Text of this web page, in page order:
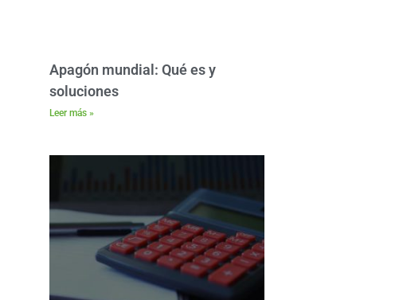
Apagón mundial: Qué es y
soluciones
Leer más »